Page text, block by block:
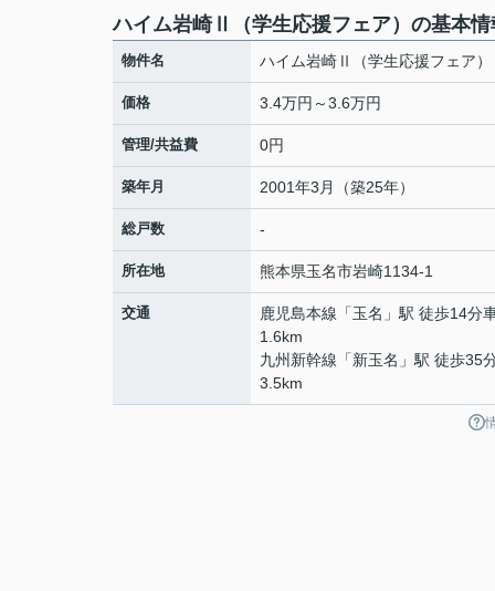
ハイム岩崎Ⅱ（学生応援フェア）の基本情
物件名 ハイム岩崎Ⅱ（学生応援フェア）
価格 3.4万円～3.6万円
管理/共益費 0円
築年月 2001年3月（築25年）
総戸数 -
所在地 熊本県玉名市岩崎1134-1
交通 鹿児島本線 「玉名 」駅 徒歩14分
1.6km
九州新幹線 「新玉名 」駅 徒歩35
3.5km